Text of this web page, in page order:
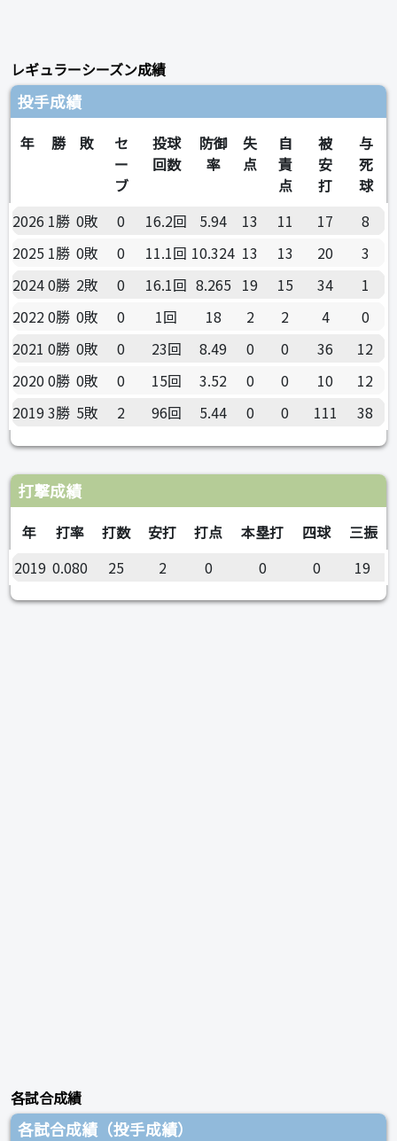
レギュラーシーズン成績
投手成績
年 勝 敗
セ
ー
ブ
投球
回数
防御
率
失
点
自
責
点
被
安
打
与
死
球
2026 1勝 0敗 0 16.2回 5.94 13 11 17
8
2025 1勝 0敗 0 11.1回 10.324 13 13 20
3
20240勝 2敗 0 16.1回 8.265 19 15 34
1
20220勝 0敗 0 1回 18 2 2 4
0
2021 0勝 0敗 0 23回 8.49 0 0 36
12
20200勝 0敗 0 15回 3.52 0 0 10
12
20193勝 5敗 2 96回 5.44 0 0 111 38
打撃成績
年 打率 打数 安打 打点 本塁打 四球
三振
2019 0.080 25 2 0 0 0 19
各試合成績
各試合成績（投手成績）